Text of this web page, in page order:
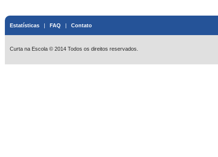
Estatísticas | FAQ | Contato
Curta na Escola © 2014 Todos os direitos reservados.